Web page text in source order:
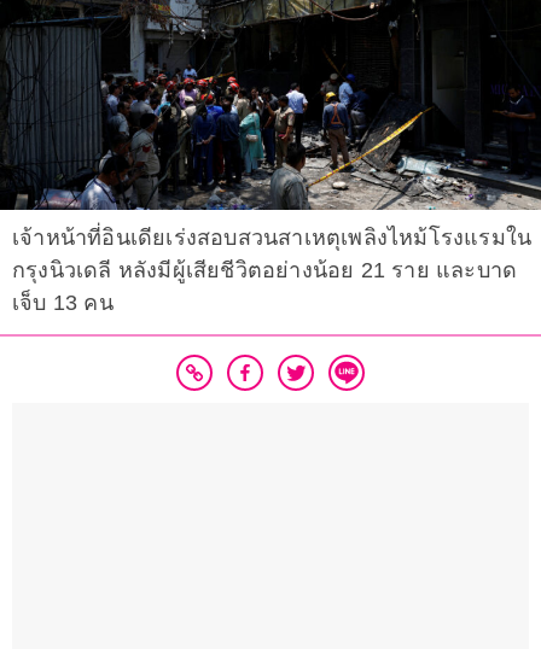
เจ้าหน้าที่อินเดียเร่งสอบสวนสาเหตุเพลิงไหม้โรงแรมใน
กรุงนิวเดลี หลังมีผู้เสียชีวิตอย่างน้อย 21 ราย และบาด
เจ็บ 13 คน